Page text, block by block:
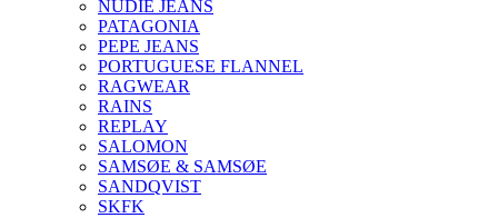
NUDIE JEANS
PATAGONIA
PEPE JEANS
PORTUGUESE FLANNEL
RAGWEAR
RAINS
REPLAY
SALOMON
SAMSØE & SAMSØE
SANDQVIST
SKFK